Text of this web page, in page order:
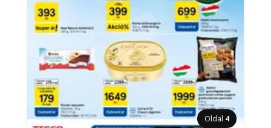
Oldal 4